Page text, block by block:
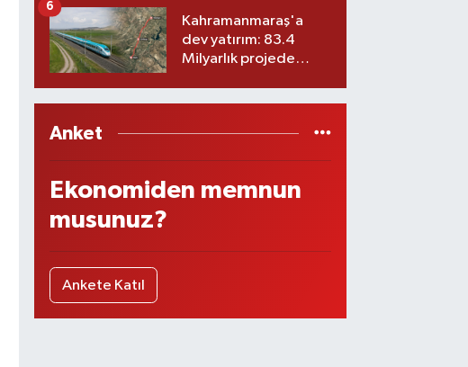
yeni partisi
Kahramanmaraş'a
dev yatırım: 83.4
Milyarlık projede
6
Anket
Ekonomiden memnun
musunuz?
Ankete Katıl